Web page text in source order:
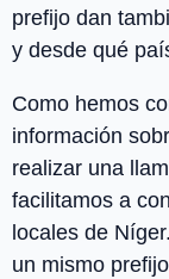
prefijo dan
y desde qué
Como hemos
información
realizar una
facilitamos a
locales de Níger
un mismo